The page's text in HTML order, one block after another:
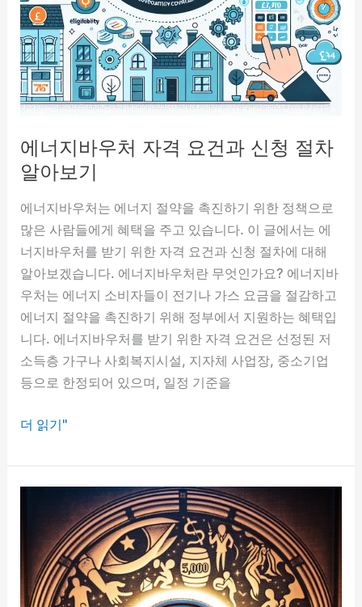
운
위
치
로
편
하
게
용
해
보
세
요!
에너지바우처 자격 요건과 신청 절차
알아보기
에너지바우처는 에너지 절약을 촉진하기 위한 정책으로
많은 사람들에게 혜택을 주고 있습니다. 이 글에서는 에
너지바우처를 받기 위한 자격 요건과 신청 절차에 대해
알아보겠습니다. 에너지바우처란 무엇인가요? 에너지바
우처는 에너지 소비자들이 전기나 가스 요금을 절감하고
에너지 절약을 촉진하기 위해 정부에서 지원하는 혜택입
니다. 에너지바우처를 받기 위한 자격 요건은 선정된 저
소득층 가구나 사회복지시설, 지자체 사업장, 중소기업
등으로 한정되어 있으며, 일정 기준을
에
지
바
격
요
더 읽기"